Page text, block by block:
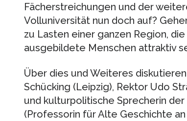
Fächerstreichungen und der
Volluniversität nun doch auf?
zu Lasten einer ganzen Region,
ausgebildete Menschen attraktiv
Über dies und Weiteres
Schücking (Leipzig), Rektor Udo
und kulturpolitische Sprecherin
(Professorin für Alte Geschichte